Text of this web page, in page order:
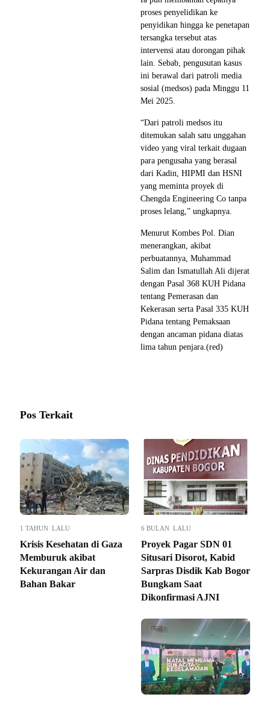
proses penyelidikan ke
penyidikan hingga ke penetapan
tersangka tersebut atas
intervensi atau dorongan pihak
lain. Sebab, pengusutan kasus
ini berawal dari patroli media
sosial (medsos) pada Minggu 11
Mei 2025.
“Dari patroli medsos itu
ditemukan salah satu unggahan
video yang viral terkait dugaan
para pengusaha yang berasal
dari Kadin, HIPMI dan HSNI
yang meminta proyek di
Chengda Engineering Co tanpa
proses lelang,” ungkapnya.
Menurut Kombes Pol. Dian
menerangkan, akibat
perbuatannya, Muhammad
Salim dan Ismatullah Ali dijerat
dengan Pasal 368 KUH Pidana
tentang Pemerasan dan
Kekerasan serta Pasal 335 KUH
Pidana tentang Pemaksaan
dengan ancaman pidana diatas
lima tahun penjara.(red)
Pos Terkait
1 TAHUN LALU
Krisis Kesehatan di Gaza
Memburuk akibat
Kekurangan Air dan
Bahan Bakar
6 BULAN LALU
Proyek Pagar SDN 01
Situsari Disorot, Kabid
Sarpras Disdik Kab Bogor
Bungkam Saat
Dikonfirmasi AJNI